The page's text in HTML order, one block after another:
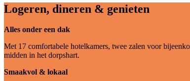
Logeren, dineren & genieten
Alles onder een dak
Met 17 comfortabele hotelkamers, twee zalen voor
midden in het dorpshart.
Smaakvol & lokaal